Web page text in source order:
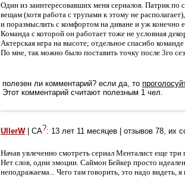
Один из заинтересовавших меня сериалов. Патрик по
вещам (хотя работа с трупами к этому не
и поразмыслить с комфортом на диване и уж конечно
Команда с которой он работает тоже не условная
Актерская игра на высоте; отдельное спасибо
По мне, так можно было поставить точку после 3го
полезен ли комментарий? если да, то
Этот комментарий считают полезным 1 чел.
UllerW| СА?: 13 лет 11 месяцев | отзывов 78, их
Начав увлеченно смотреть сериал Менталист еще
Нет слов, одни эмоции. Саймон Бейкер просто
неподражаема... Чего там говорить, это надо видеть,